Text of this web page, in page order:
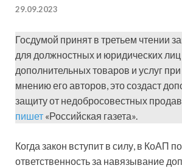
29.09.2023
Госдумой принят в третьем чтении
для должностных и юридических
дополнительных товаров и услуг
мнению его авторов, это создаст
защиту от недобросовестных
пишет «Российская газета».
Когда закон вступит в силу, в КоАП
ответственность за навязывание